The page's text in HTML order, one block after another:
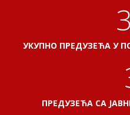
УКУПНО ПРЕДУЗЕЋА У
ПРЕДУЗЕЋА СА